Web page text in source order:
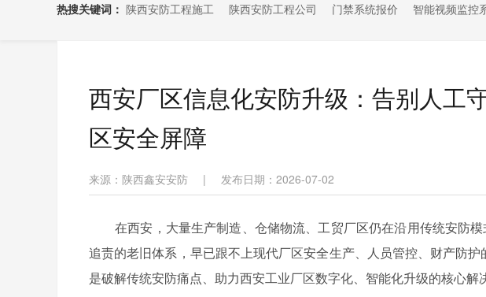
热搜关键词： 陕西安防工程施工 陕西安防工程公司 门禁系统报价 智能视频监控
西安厂区信息化安防升级：告别人工
区安全屏障
来源：陕西鑫安安防 | 发布日期：2026-07-02
在西安，大量生产制造、仓储物流、工贸厂区仍在沿用传统安防模
追责的老旧体系，早已跟不上现代厂区安全生产、人员管控、财产防护
是破解传统安防痛点、助力西安工业厂区数字化、智能化升级的核心解